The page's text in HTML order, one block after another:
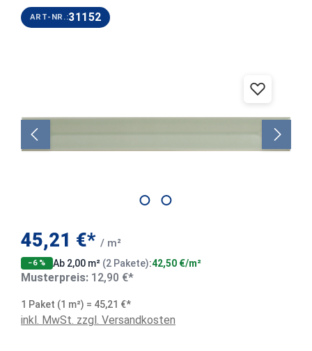
ART-NR.:31152
45,21 €* / m²
−6 % Ab 2,00 m² (2 Pakete):42,50 €/m²
Musterpreis: 12,90 €*
1 Paket (1 m²) = 45,21 €*
inkl. MwSt. zzgl. Versandkosten